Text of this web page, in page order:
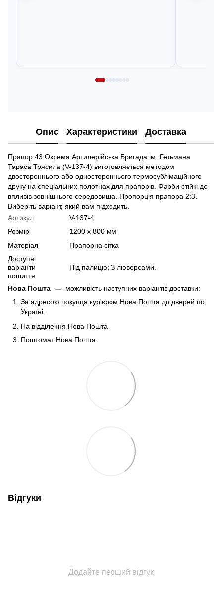
Опис Характеристики Доставка
Прапор 43 Окрема Артилерійська Бригада ім. Гетьмана
Тараса Трясила (V-137-4) виготовляється методом
двостороннього або одностороннього термосублімаційного
друку на спеціальних полотнах для прапорів. Фарби стійкі до
впливів зовнішнього середовища. Пропорція прапора 2:3.
Виберіть варіант, який вам підходить.
Артикул
V-137-4
Розмір
1200 х 800 мм
Матеріал
Прапорна сітка
Доступні
варіанти
пошиття
Під палицю; З люверсами.
Нова Пошта — можливість наступних варіантів доставки:
За адресою покупця кур'єром Нова Пошта до дверей по
Україні.
На відділення Нова Пошта
Поштомат Нова Пошта.
Відгуки
Додайте перший відгук